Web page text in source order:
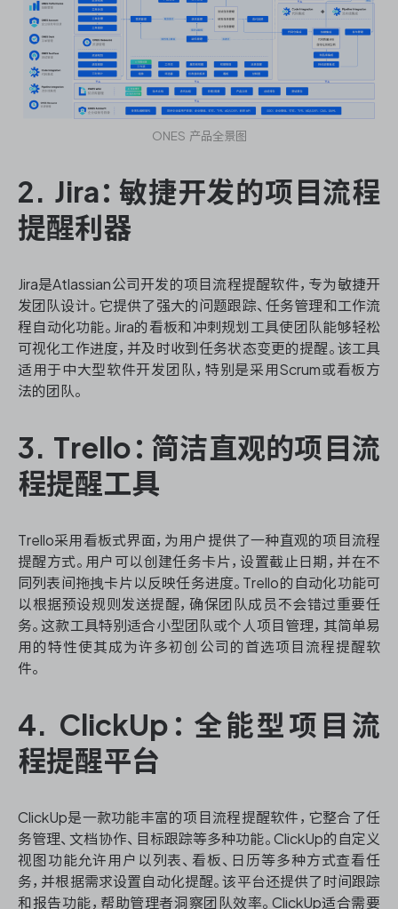
ONES 产品全景图
2. Jira：敏捷开发的项目流程
提醒利器
Jira是Atlassian公司开发的项目流程提醒软件，专为敏捷开
发团队设计。它提供了强大的问题跟踪、任务管理和工作流
程自动化功能。Jira的看板和冲刺规划工具使团队能够轻松
可视化工作进度，并及时收到任务状态变更的提醒。该工具
适用于中大型软件开发团队，特别是采用Scrum或看板方
法的团队。
3. Trello：简洁直观的项目流
程提醒工具
Trello采用看板式界面，为用户提供了一种直观的项目流程
提醒方式。用户可以创建任务卡片，设置截止日期，并在不
同列表间拖拽卡片以反映任务进度。Trello的自动化功能可
以根据预设规则发送提醒，确保团队成员不会错过重要任
务。这款工具特别适合小型团队或个人项目管理，其简单易
用的特性使其成为许多初创公司的首选项目流程提醒软
件。
4. ClickUp：全能型项目流
程提醒平台
ClickUp是一款功能丰富的项目流程提醒软件，它整合了任
务管理、文档协作、目标跟踪等多种功能。ClickUp的自定义
视图功能允许用户以列表、看板、日历等多种方式查看任
务，并根据需求设置自动化提醒。该平台还提供了时间跟踪
和报告功能，帮助管理者洞察团队效率。ClickUp适合需要